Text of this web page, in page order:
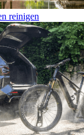
reinigen